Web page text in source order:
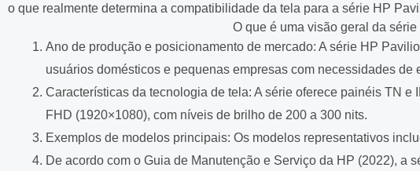
o que realmente determina a compatibilidade da tela para a série HP
O que é uma visão geral da
Ano de produção e posicionamento de mercado: A série HP
usuários domésticos e pequenas empresas com necessidades de
Características da tecnologia de tela: A série oferece painéis TN
FHD (1920×1080), com níveis de brilho de 200 a 300 nits.
Exemplos de modelos principais: Os modelos representativos
De acordo com o Guia de Manutenção e Serviço da HP (2022), a